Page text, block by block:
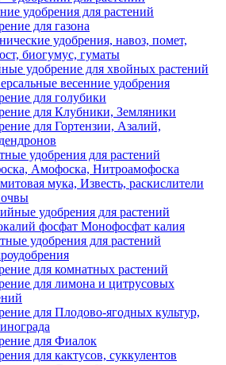
удобрения для растений
для газона
удобрения, навоз, помет,
биогумус, гуматы
удобрение для хвойных растений
весенние удобрения
для голубики
для Клубники, Земляники
для Гортензии, Азалий,
удобрения для растений
Амофоска, Нитроамофоска
мука, Известь, раскислители
удобрения для растений
фосфат Монофосфат калия
удобрения для растений
для комнатных растений
для лимона и цитрусовых
для Плодово-ягодных культур,
для Фиалок
для кактусов, суккулентов